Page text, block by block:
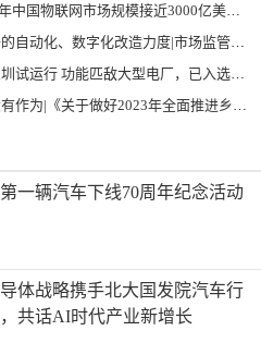
3000亿美元 智慧工厂、智慧城市、智慧电网等将占60%以上
监管总局 工业和信息化部 关于促进企业计量能力提升的指导意见
功能匹敌大型电厂，已入选国际典型案例
好2023年全面推进乡村振兴重点工作的意见》发布
一辆汽车下线70周年纪念活动
体战略携手北大国发院汽车行
共话AI时代产业新增长